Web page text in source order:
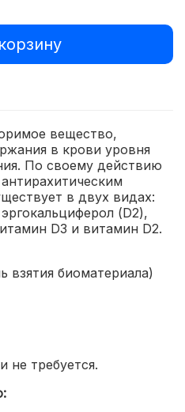
вещество,
в крови уровня
По своему действию
в двух видах:
(D2),
D3 и витамин D2.
взятия биоматериала)
не требуется.